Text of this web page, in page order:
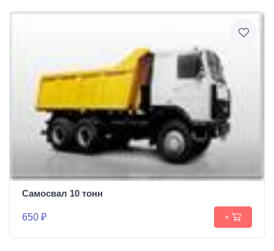
Самосвал 10 тонн
650 ₽ +